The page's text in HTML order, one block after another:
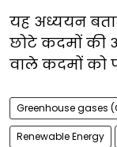
यह अध्ययन
छोटे कदमों की
वाले कदमों को
Greenhouse gases
Renewable Energy